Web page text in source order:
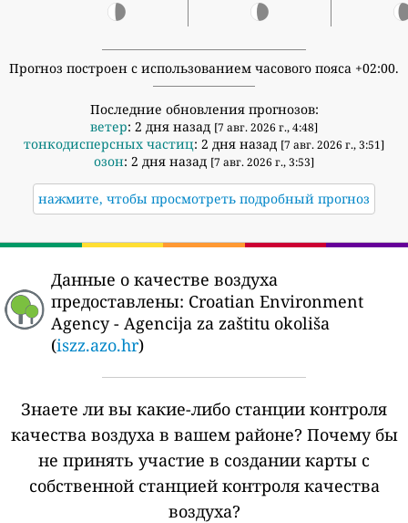
Прогноз построен с использованием часового пояса +02:00.
Последние обновления прогнозов:
ветер: 2 дня назад [7 авг. 2026 г., 4:48]
тонкодисперсных частиц: 2 дня назад [7 авг. 2026 г., 3:51]
озон: 2 дня назад [7 авг. 2026 г., 3:53]
нажмите, чтобы просмотреть подробный прогноз
Данные о качестве воздуха
предоставлены: Croatian Environment
Agency - Agencija za zaštitu okoliša
(iszz.azo.hr)
Знаете ли вы какие-либо станции контроля
качества воздуха в вашем районе? Почему бы
не принять участие в создании карты с
собственной станцией контроля качества
воздуха?